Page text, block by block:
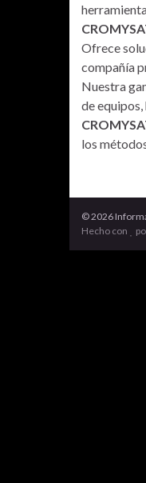
Ofrece
compañía
Nuestra
de
los
© 2026
Hecho con